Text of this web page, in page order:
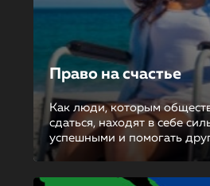
Право на счастье
Как люди, которым
сдаться, находят в себе
успешными и помогать